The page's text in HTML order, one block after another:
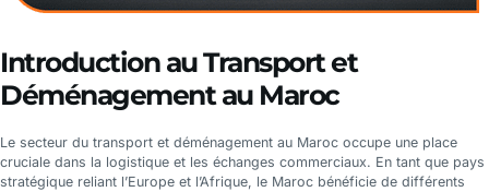
Introduction au Transport et
Déménagement au Maroc
Le secteur du transport et déménagement au Maroc occupe une place
cruciale dans la logistique et les échanges commerciaux. En tant que pays
stratégique reliant l’Europe et l’Afrique, le Maroc bénéficie de différents